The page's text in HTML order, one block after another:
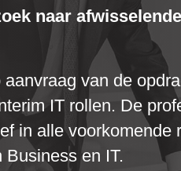
naar
van de
IT rollen. De
in alle voorkomende
en IT.